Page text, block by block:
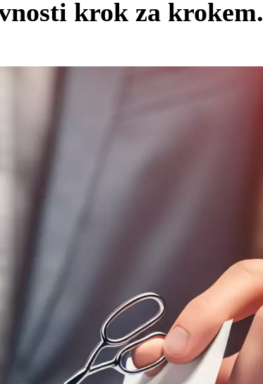
krok za krokem.